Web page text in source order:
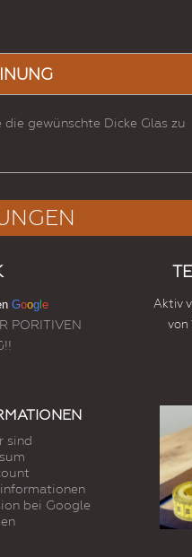
gewünschte Dicke Glas zu
Goog e
PORITIVEN
Aktiv
von
sind
bei Google